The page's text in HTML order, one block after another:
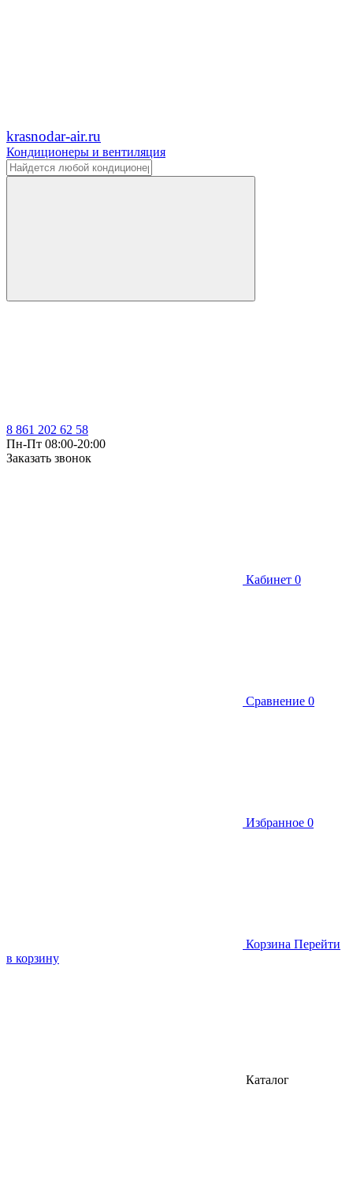
krasnodar-air.ru
Кондиционеры и вентиляция
8 861 202 62 58
Пн-Пт 08:00-20:00
Заказать звонок
Кабинет 0
Сравнение 0
Избранное 0
Корзина Перейти
в корзину
Каталог